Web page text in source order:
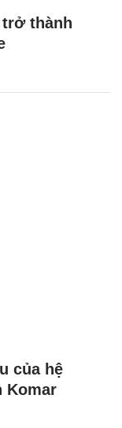
trở thành
của hệ
Komar